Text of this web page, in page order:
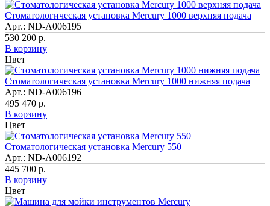
Стоматологическая установка Mercury 1000 верхняя подача
Арт.: ND-A006195
530 200 р.
В корзину
Цвет
Стоматологическая установка Mercury 1000 нижняя подача
Арт.: ND-A006196
495 470 р.
В корзину
Цвет
Стоматологическая установка Mercury 550
Арт.: ND-A006192
445 700 р.
В корзину
Цвет